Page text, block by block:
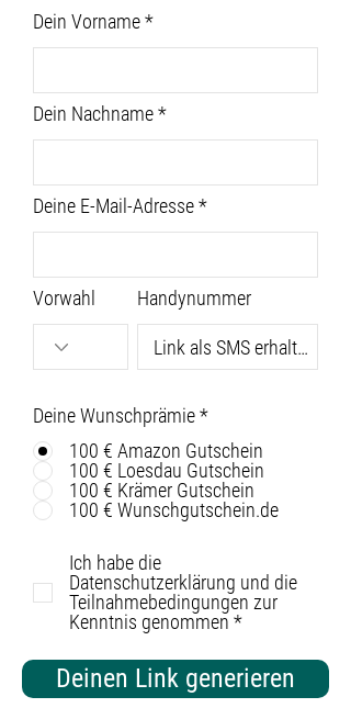
Dein Vorname
Dein Nachname
Deine E-Mail-Adresse
Vorwahl Handynummer
Deine Wunschprämie*
100 € Amazon Gutschein
100 € Loesdau Gutschein
100 € Krämer Gutschein
100 € Wunschgutschein.de
Ich habe die
Datenschutzerklärung und die
Teilnahmebedingungen zur
Kenntnis genommen *
Deinen Link generieren